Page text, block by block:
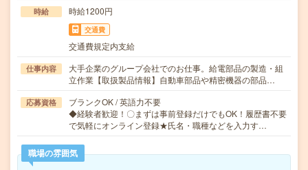
時給 時給1200円
交通費
交通費規定内支給
仕事内容
大手企業のグループ会社でのお仕事。給電部品の製造・組
立作業【取扱製品情報】自動車部品や精密機器の部品…
応募資格
ブランクOK / 英語力不要
◆経験者歓迎！〇まずは事前登録だけでもOK！履歴書不要
で気軽にオンライン登録★氏名・職種などを入力す…
職場の雰囲気